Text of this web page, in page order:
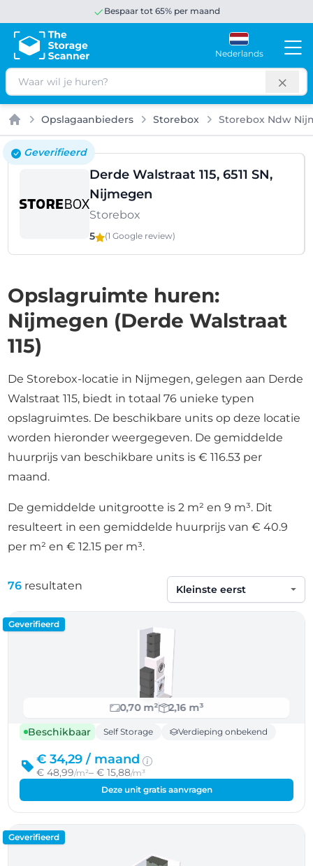
Bespaar tot 65% per maand
Nederlands
Zoeken
Home
Opslagaanbieders Storebox Storebox Ndw
Derde Walstraat 115, 6511 SN,
Nijmegen
Geverifieerd
Storebox
5 (1 Google review)
Opslagruimte huren:
Nijmegen (Derde Walstraat
115)
De Storebox-locatie in Nijmegen, gelegen aan Derde
Walstraat 115, biedt in totaal 76 unieke typen
opslagruimtes. De beschikbare units op deze locatie
worden hieronder weergegeven. De gemiddelde
huurprijs van beschikbare units is € 116.53 per
maand.
De gemiddelde unitgrootte is 2 m² en 9 m³. Dit
resulteert in een gemiddelde huurprijs van € 40.9
per m² en € 12.15 per m³.
76 resultaten
Sorteren op
Geverifieerd
0,70 m²
2,16 m³
Beschikbaar
Self Storage Verdieping onbekend
€ 34,29 / maand
€ 48,99/m²– € 15,88/m³
Deze unit gratis aanvragen
Geverifieerd